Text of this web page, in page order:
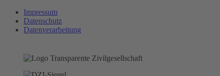
Impressum
Datenschutz
Datenverarbeitung